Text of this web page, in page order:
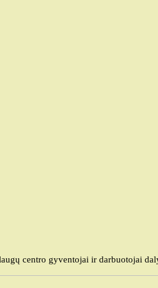
centro gyventojai ir darbuotojai